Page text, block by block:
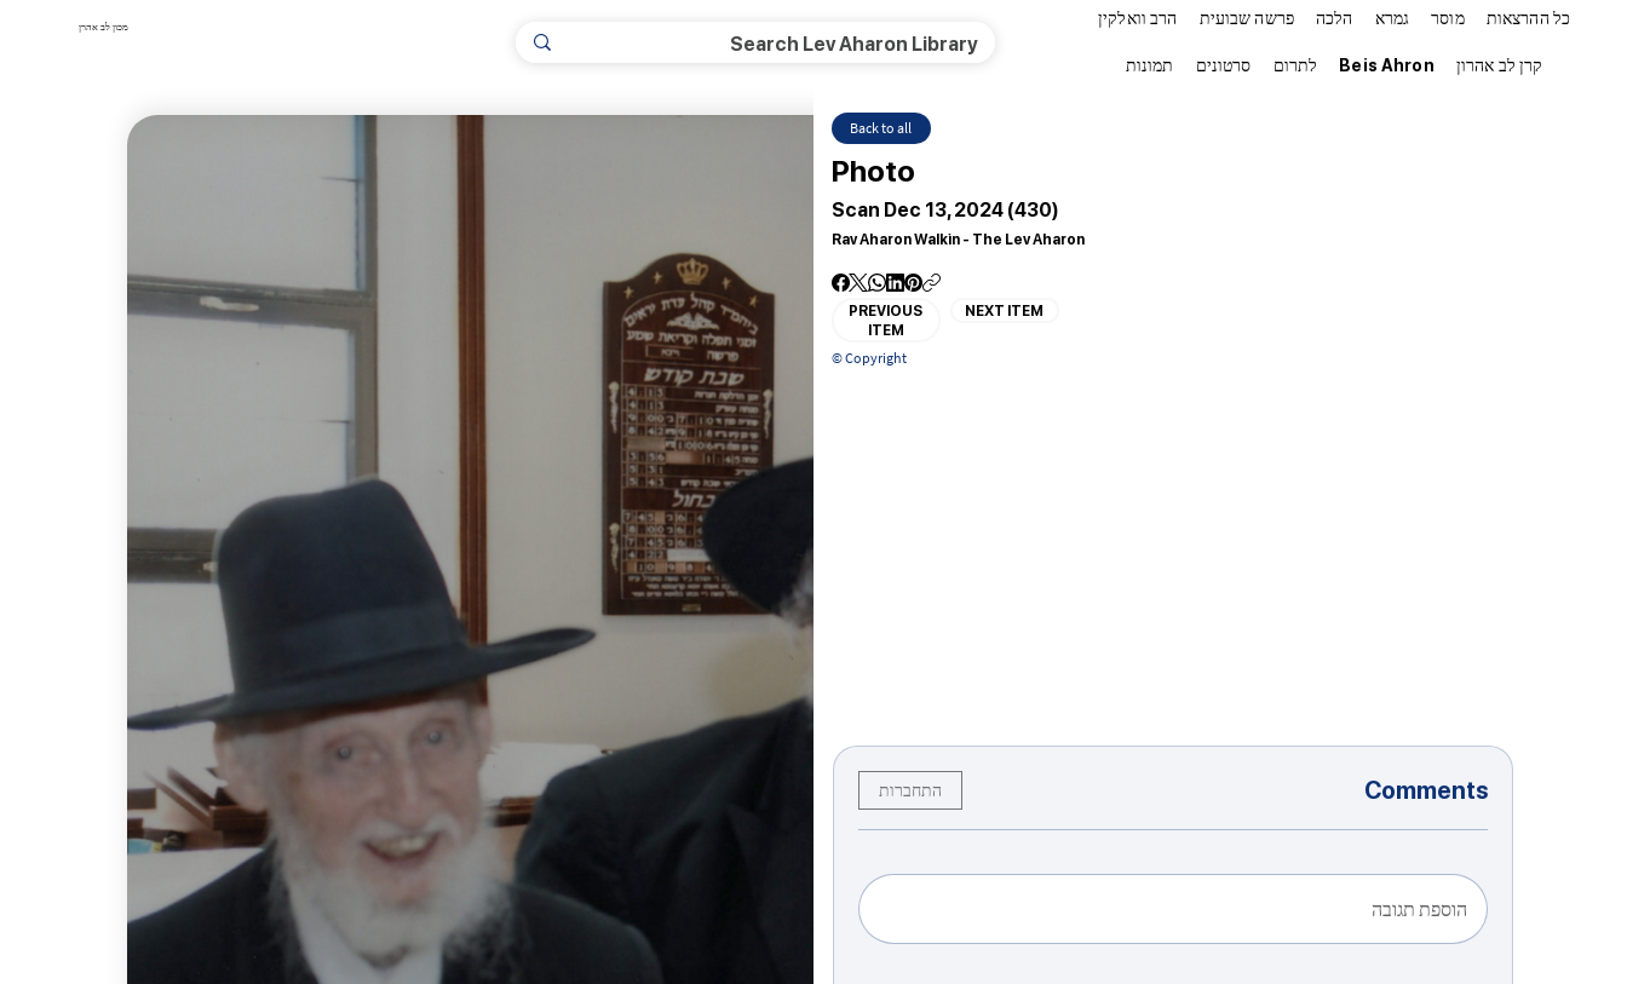
מכון לב אהרן הרב וואלקין פרשה שבועית הלכה גמרא מוסר כל ההרצאות
תמונות סרטונים לתרום Beis Ahron קרן לב אהרון
Back to all
Photo
Scan Dec 13, 2024 (430)
Rav Aharon Walkin - The Lev Aharon
PREVIOUS
ITEM
NEXT ITEM
© Copyright
Comments התחברות
הוספת תגובה